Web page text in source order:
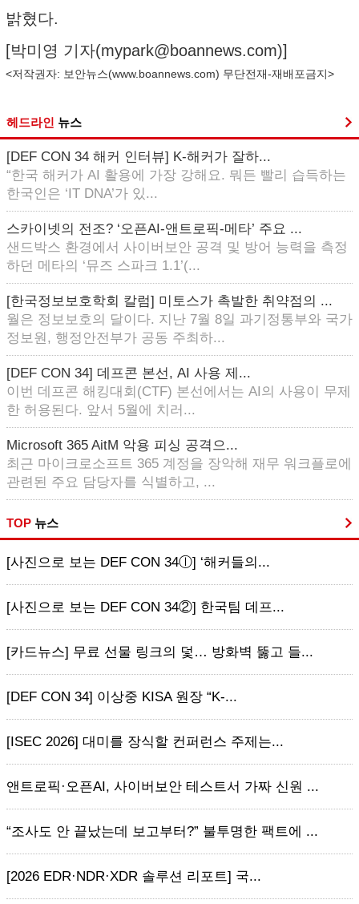
밝혔다.
[박미영 기자(mypark@boannews.com)]
<저작권자: 보안뉴스(www.boannews.com) 무단전재-재배포금지>
헤드라인 뉴스
[DEF CON 34 해커 인터뷰] K-해커가 잘하...
“한국 해커가 AI 활용에 가장 강해요. 뭐든 빨리 습득하는
한국인은 ‘IT DNA’가 있...
스카이넷의 전조? ‘오픈AI-앤트로픽-메타’ 주요 ...
샌드박스 환경에서 사이버보안 공격 및 방어 능력을 측정
하던 메타의 ‘뮤즈 스파크 1.1’(...
[한국정보보호학회 칼럼] 미토스가 촉발한 취약점의 ...
월은 정보보호의 달이다. 지난 7월 8일 과기정통부와 국가
정보원, 행정안전부가 공동 주최하...
[DEF CON 34] 데프콘 본선, AI 사용 제...
이번 데프콘 해킹대회(CTF) 본선에서는 AI의 사용이 무제
한 허용된다. 앞서 5월에 치러...
Microsoft 365 AitM 악용 피싱 공격으...
최근 마이크로소프트 365 계정을 장악해 재무 워크플로에
관련된 주요 담당자를 식별하고, ...
TOP 뉴스
[사진으로 보는 DEF CON 34ⓛ] ‘해커들의...
[사진으로 보는 DEF CON 34②] 한국팀 데프...
[카드뉴스] 무료 선물 링크의 덫… 방화벽 뚫고 들...
[DEF CON 34] 이상중 KISA 원장 “K-...
[ISEC 2026] 대미를 장식할 컨퍼런스 주제는...
앤트로픽·오픈AI, 사이버보안 테스트서 가짜 신원 ...
“조사도 안 끝났는데 보고부터?” 불투명한 팩트에 ...
[2026 EDR·NDR·XDR 솔루션 리포트] 국...